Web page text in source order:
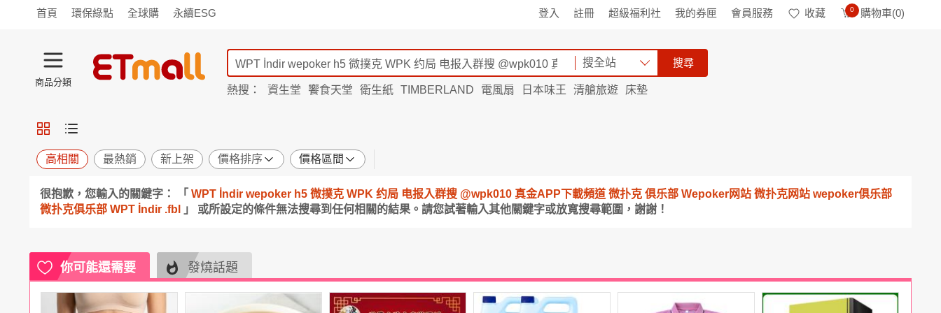
首頁 環保綠點 全球購 永續ESG 登入 註冊 超級福利社 我的券匣 會員服務 收藏 0 購物車(0)
商品分類
旅遊
寵物
保健
用品 機能
窈窕
日用
紙品 清潔
口腔
鍋具
杯瓶 廚衛
休閒
寢具
家具 收納
宗教
Apple
小米 手機平板
穿戴
電視 季節
廚房
搜全站 搜尋
熱搜： 資生堂 饗食天堂 衛生紙 TIMBERLAND 電風扇 日本味王 清艙旅遊
床墊
高相關 最熱銷 新上架 價格排序 價格區間
很抱歉，您輸入的關鍵字： 「 WPT İndir wepoker h5 微撲克 WPK 约局 电报入群搜 @wpk010 真金APP下載頻道 微扑克 俱乐部 Wepoker网站 微扑克网站 wepoker俱乐部
微扑克俱乐部 WPT İndir .fbl
」 或所設定的條件無法搜尋到任何相關的結果。請您試著輸入其他關鍵字或放寬搜尋範圍，謝謝！
你可能還需要 發燒話題